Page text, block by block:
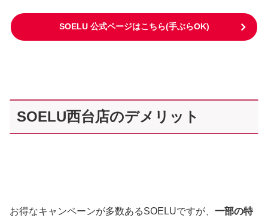
SOELU 公式ページはこちら(手ぶらOK)
SOELU西台店のデメリット
お得なキャンペーンが多数あるSOELUですが、 一部の特